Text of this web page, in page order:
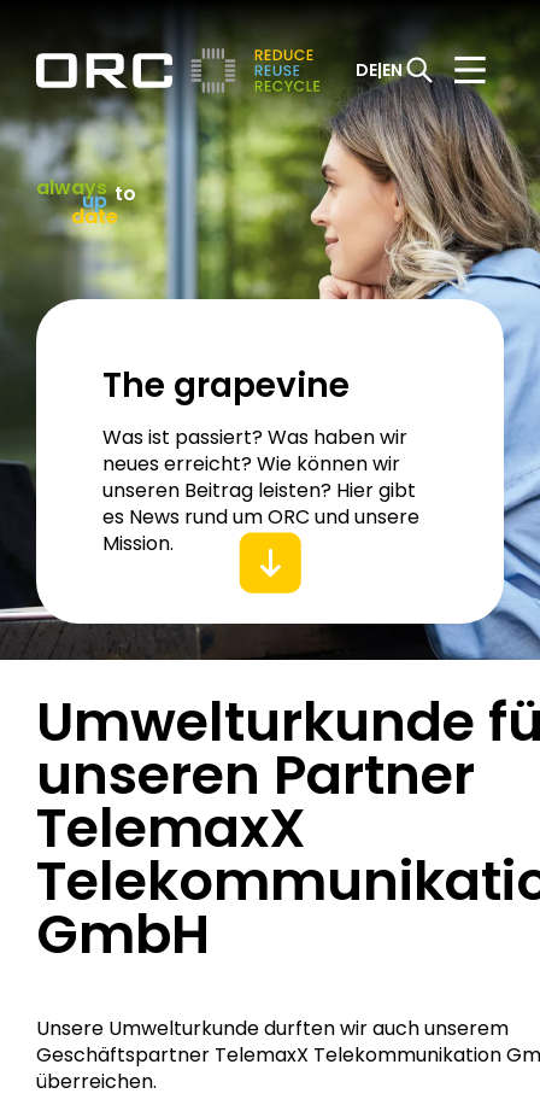
DE EN
always
up to
date
The grapevine
Was ist passiert? Was haben wir
neues erreicht? Wie können wir
unseren Beitrag leisten? Hier gibt
es News rund um ORC und unsere
Mission.
Umwelturkunde
unseren Partner
TelemaxX
GmbH
Unsere Umwelturkunde durften wir auch unserem
Geschäftspartner TelemaxX Telekommunikation
überreichen.